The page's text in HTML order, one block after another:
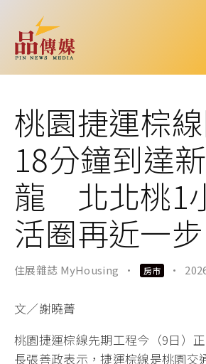
桃園捷運棕線
18分鐘到達
龍 北北桃1
活圈再近一步
住展雜誌 MyHousing · 房市 ·
文／謝曉菁
桃園捷運棕線先期工程今（9日）
長張善政表示，捷運棕線是桃園交